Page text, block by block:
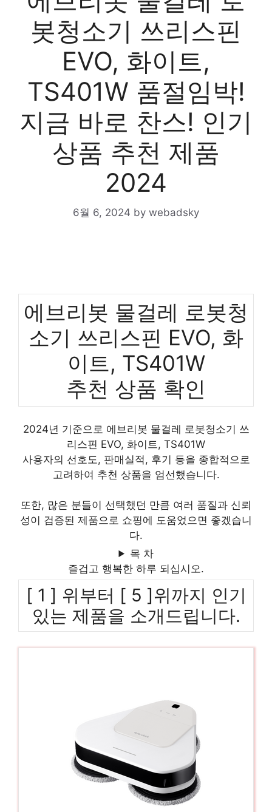
봇청소기 쓰리스핀
EVO, 화이트,
TS401W 품절임박!
지금 바로 찬스! 인기
상품 추천 제품
2024
6월 6, 2024 by webadsky
에브리봇 물걸레 로봇청
소기 쓰리스핀 EVO, 화
이트, TS401W
추천 상품 확인
2024년 기준으로 에브리봇 물걸레 로봇청소기 쓰
리스핀 EVO, 화이트, TS401W
사용자의 선호도, 판매실적, 후기 등을 종합적으로
고려하여 추천 상품을 엄선했습니다.
또한, 많은 분들이 선택했던 만큼 여러 품질과 신뢰
성이 검증된 제품으로 쇼핑에 도움었으면 좋겠습니
다.
목 차
즐겁고 행복한 하루 되십시오.
[ 1 ] 위부터 [ 5 ]위까지 인기
있는 제품을 소개드립니다.